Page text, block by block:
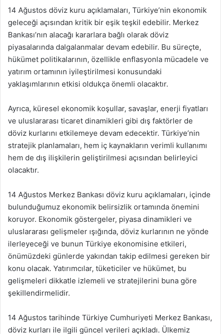
14 Ağustos döviz kuru açıklamaları, Türkiye’nin ekonomik
geleceği açısından kritik bir eşik teşkil edebilir. Merkez
Bankası’nın alacağı kararlara bağlı olarak döviz
piyasalarında dalgalanmalar devam edebilir. Bu süreçte,
hükümet politikalarının, özellikle enflasyonla mücadele ve
yatırım ortamının iyileştirilmesi konusundaki
yaklaşımlarının etkisi oldukça önemli olacaktır.
Ayrıca, küresel ekonomik koşullar, savaşlar, enerji fiyatları
ve uluslararası ticaret dinamikleri gibi dış faktörler de
döviz kurlarını etkilemeye devam edecektir. Türkiye’nin
stratejik planlamaları, hem iç kaynakların verimli kullanımı
hem de dış ilişkilerin geliştirilmesi açısından belirleyici
olacaktır.
14 Ağustos Merkez Bankası döviz kuru açıklamaları, içinde
bulunduğumuz ekonomik belirsizlik ortamında önemini
koruyor. Ekonomik göstergeler, piyasa dinamikleri ve
uluslararası gelişmeler ışığında, döviz kurlarının ne yönde
ilerleyeceği ve bunun Türkiye ekonomisine etkileri,
önümüzdeki günlerde yakından takip edilmesi gereken bir
konu olacak. Yatırımcılar, tüketiciler ve hükümet, bu
gelişmeleri dikkatle izlemeli ve stratejilerini buna göre
şekillendirmelidir.
14 Ağustos tarihinde Türkiye Cumhuriyeti Merkez Bankası,
döviz kurları ile ilgili güncel verileri açıkladı. Ülkemiz